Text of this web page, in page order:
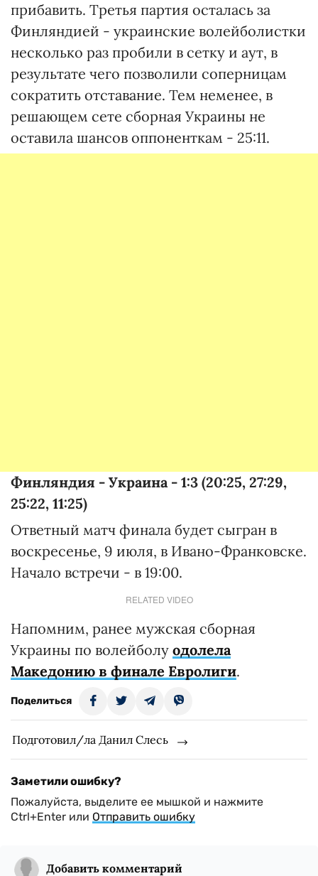
прибавить. Третья партия осталась за
Финляндией - украинские волейболистки
несколько раз пробили в сетку и аут, в
результате чего позволили соперницам
сократить отставание. Тем неменее, в
решающем сете сборная Украины не
оставила шансов оппоненткам - 25:11.
Финляндия - Украина - 1:3 (20:25, 27:29,
25:22, 11:25)
Ответный матч финала будет сыгран в
воскресенье, 9 июля, в Ивано-Франковске.
Начало встречи - в 19:00.
RELATED VIDEO
Напомним, ранее мужская сборная
Украины по волейболу одолела
Македонию в финале Евролиги.
Поделиться
Подготовил/ла Данил Слесь
Заметили ошибку?
Пожалуйста, выделите ее мышкой и нажмите
Ctrl+Enter или Отправить ошибку
Добавить комментарий